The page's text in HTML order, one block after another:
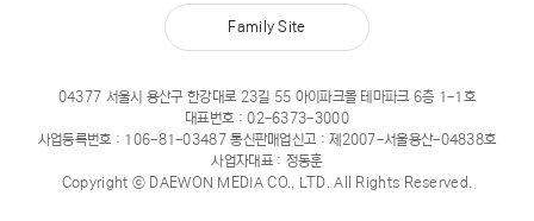
Family Site
04377 서울시 용산구 한강대로 23길 55 아이파크몰 테마파크 6층 1-1호
대표번호 :02-6373-3000
사업등록번호 : 106-81-03487 통신판매업신고 : 제2007-서울용산-04838호
사업자대표 : 정동훈
Copyright ⓒ DAEWON MEDIA CO., LTD. All Rights Reserved.